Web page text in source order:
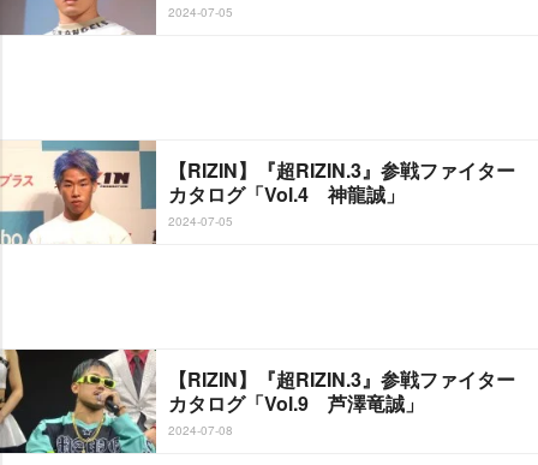
2024-07-05
【RIZIN】『超RIZIN.3』参戦ファイター
カタログ「Vol.4 神龍誠」
2024-07-05
【RIZIN】『超RIZIN.3』参戦ファイター
カタログ「Vol.9 芦澤竜誠」
2024-07-08